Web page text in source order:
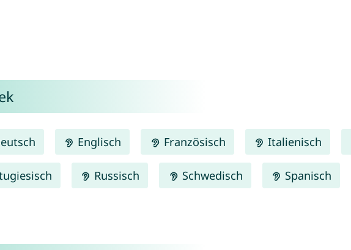
Englisch Französisch Italienisch
Russisch Schwedisch Spanisch